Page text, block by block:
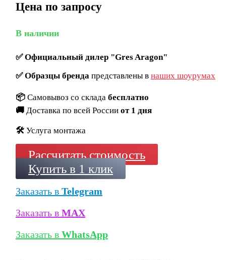
Цена по запросу
В наличии
✅Официальный дилер "Gres Aragon"
✅Образцы брендапредставлены в наших шоурумах
📦 Самовывоз со склада бесплатно
🚚 Доставка по всей России от 1 дня
🛠️ Услуга монтажа
Рассчитать стоимость
Купить в 1 клик
Заказать в Telegram
Заказать в MAX
Заказать в WhatsApp